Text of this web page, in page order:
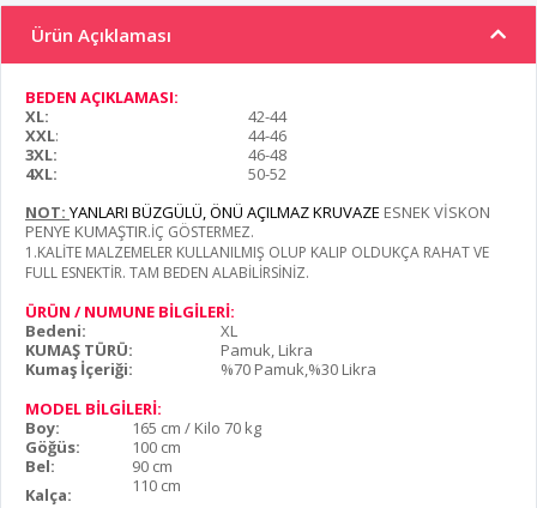
Ürün Açıklaması
BEDEN AÇIKLAMASI:
XL:
42-44
XXL:
44-46
3XL:
46-48
4XL:
50-52
NOT: YANLARI BÜZGÜLÜ, ÖNÜ AÇILMAZ KRUVAZE ESNEK VİSKON
PENYE KUMAŞTIR.İÇ GÖSTERMEZ.
1.KALİTE MALZEMELER KULLANILMIŞ OLUP KALIP OLDUKÇA RAHAT VE
FULL ESNEKTİR. TAM BEDEN ALABİLİRSİNİZ.
ÜRÜN / NUMUNE BİLGİLERİ:
Bedeni:
XL
KUMAŞ TÜRÜ:
Pamuk, Likra
Kumaş İçeriği:
%70 Pamuk,%30 Likra
MODEL BİLGİLERİ:
Boy:
165 cm / Kilo 70 kg
Göğüs:
100 cm
Bel:
90 cm
Kalça:
110 cm